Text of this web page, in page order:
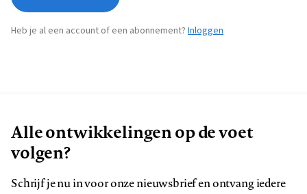
Heb je al een account of een abonnement? Inloggen
Alle ontwikkelingen op de voet
volgen?
Schrijf je nu in voor onze nieuwsbrief en ontvang iedere